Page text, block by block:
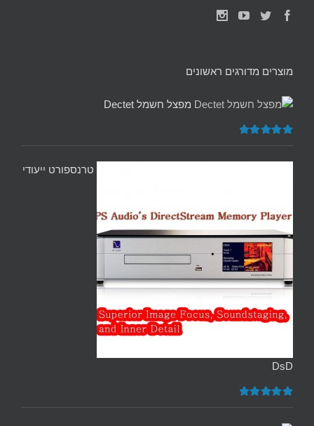
מוצרים מדורגים ראשונים
מפצל חשמל Dectet
דורג5.00
טרנספורט ייעודי
DsD
דורג5.00